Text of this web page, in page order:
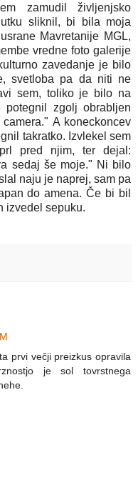
zamudil življenjsko
sliknil, bi bila moja
Mavretanije MGL,
vredne foto galerije
zavedanje je bilo
svetloba pa da niti ne
sem, toliko je bilo na
zgolj obrabljen
A koneckoncev
takratko. Izvlekel sem
pred njim, ter dejal:
sedaj še moje." Ni bilo
naju je naprej, sam pa
do amena. Če bi bil
izvedel sepuku.
prvi večji preizkus opravila
je sol tovrstnega